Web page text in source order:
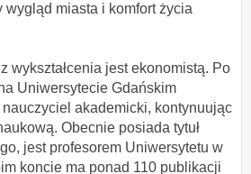
wygląd miasta i komfort życia
wykształcenia jest ekonomistą. Po
Uniwersytecie Gdańskim
nauczyciel akademicki, kontynuując
Obecnie posiada tytuł
jest profesorem Uniwersytetu w
koncie ma ponad 110 publikacji